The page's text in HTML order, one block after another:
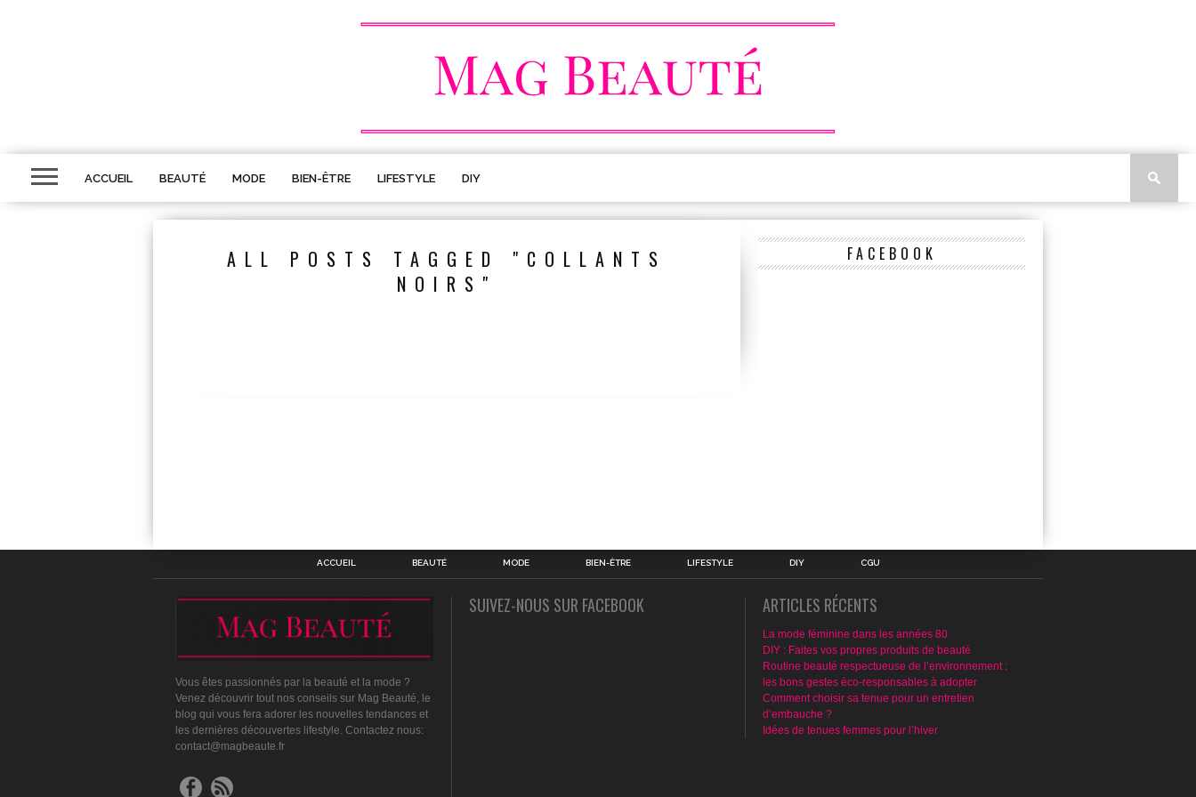
ACCUEIL BEAUTÉ MODE BIEN-ÊTRE LIFESTYLE DIY
ALL POSTS TAGGED "COLLANTS
NOIRS"
FACEBOOK
ACCUEIL BEAUTÉ MODE BIEN-ÊTRE LIFESTYLE DIY CGU
Vous êtes passionnés par la beauté et la mode ?
Venez découvrir tout nos conseils sur Mag Beauté, le
blog qui vous fera adorer les nouvelles tendances et
les dernières découvertes lifestyle. Contactez nous:
contact@magbeaute.fr
SUIVEZ-NOUS SUR FACEBOOK ARTICLES RÉCENTS
La mode féminine dans les années 80
DIY : Faites vos propres produits de beauté
Routine beauté respectueuse de l’environnement :
les bons gestes éco-responsables à adopter
Comment choisir sa tenue pour un entretien
d’embauche ?
Idées de tenues femmes pour l’hiver